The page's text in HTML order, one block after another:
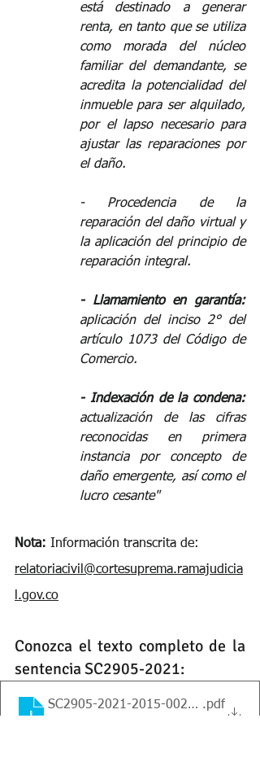
está destinado a generar
renta, en tanto que se utiliza
como morada del núcleo
familiar del demandante, se
acredita la potencialidad del
inmueble para ser alquilado,
por el lapso necesario para
ajustar las reparaciones por
el daño.
️- Procedencia de la
reparación del daño virtual y
la aplicación del principio de
reparación integral.
️- Llamamiento en garantía:
aplicación del inciso 2° del
artículo 1073 del Código de
Comercio.
️- Indexación de la condena:
actualización de las cifras
reconocidas en primera
instancia por concepto de
daño emergente, así como el
lucro cesante"
Nota: Información transcrita de:
relatoriacivil@cortesuprema.ramajudicia
l.gov.co
Conozca el texto completo de la
sentencia SC2905-2021:
SC2905-2021-2015-00230-01
.pdf